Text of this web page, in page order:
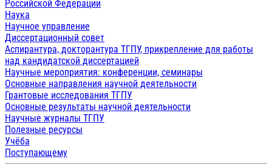
Российской Федерации
Наука
Научное управление
Диссертационный совет
Аспирантура, докторантура ТГПУ, прикрепление для работы
над кандидатской диссертацией
Научные мероприятия: конференции, семинары
Основные направления научной деятельности
Грантовые исследования ТГПУ
Основные результаты научной деятельности
Научные журналы ТГПУ
Полезные ресурсы
Учёба
Поступающему